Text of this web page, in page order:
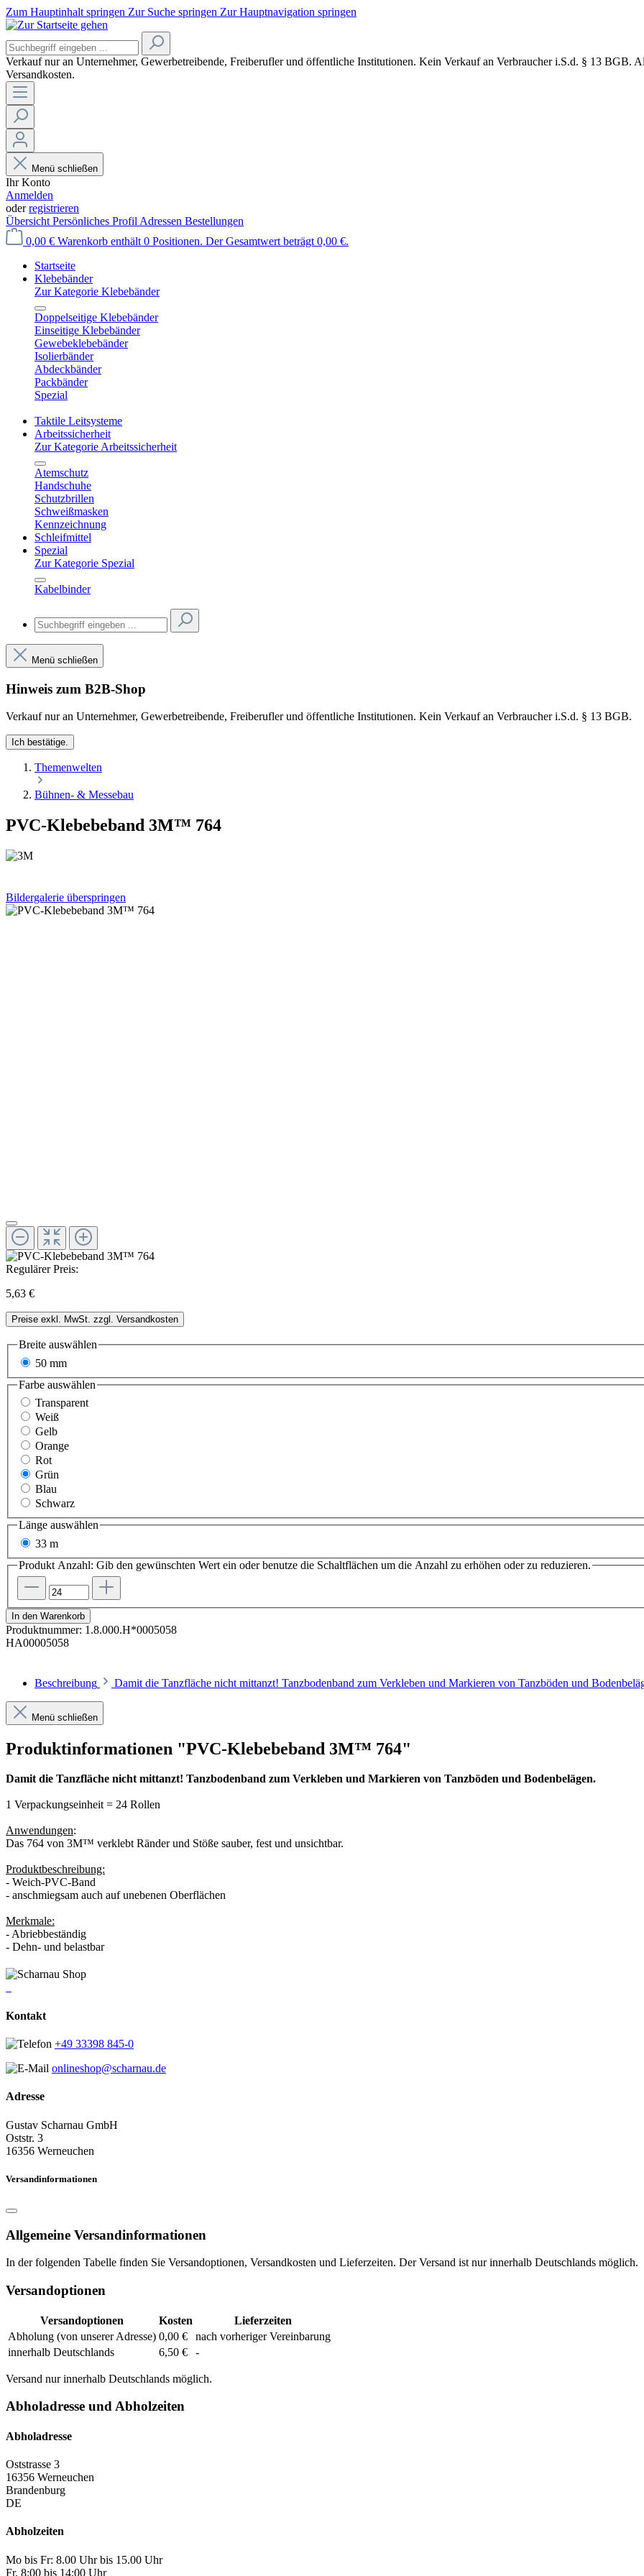
Zum Hauptinhalt springen Zur Suche springen Zur Hauptnavigation springen
Verkauf nur an Unternehmer, Gewerbetreibende, Freiberufler und öffentliche Institutionen. Kein Verkauf an Verbraucheri.S.d. § 13 BGB.
Versandkosten.
Menü schließen
Ihr Konto
Anmelden
oderregistrieren
Übersicht Persönliches Profil Adressen Bestellungen
0,00 € Warenkorb enthält 0 Positionen. Der Gesamtwert beträgt 0,00 €.
Startseite
Klebebänder
Zur Kategorie Klebebänder
Doppelseitige Klebebänder
Einseitige Klebebänder
Gewebeklebebänder
Isolierbänder
Abdeckbänder
Packbänder
Spezial
Taktile Leitsysteme
Arbeitssicherheit
Zur Kategorie Arbeitssicherheit
Atemschutz
Handschuhe
Schutzbrillen
Schweißmasken
Kennzeichnung
Schleifmittel
Spezial
Zur Kategorie Spezial
Kabelbinder
Menü schließen
Hinweis zum B2B-Shop
Verkauf nur an Unternehmer, Gewerbetreibende, Freiberufler und öffentliche Institutionen. Kein Verkauf an Verbraucher i.S.d. § 13 BGB.
Ich bestätige.
Themenwelten
Bühnen- & Messebau
PVC-Klebebeband 3M™ 764
Bildergalerie überspringen
Regulärer Preis:
5,63 €
Preise exkl. MwSt. zzgl. Versandkosten
Breite auswählen
50 mm
Farbe auswählen
Transparent
Weiß
Gelb
Orange
Rot
Grün
Blau
Schwarz
Länge auswählen
33 m
Produkt Anzahl: Gib den gewünschten Wert ein oder benutze die Schaltflächen um die Anzahl zu erhöhen oder zu reduzieren.
In den Warenkorb
Produktnummer: 1.8.000.H*0005058
HA00005058
Beschreibung Damit die Tanzfläche nicht mittanzt! Tanzbodenband zum Verkleben und Markieren von Tanzböden und
Menü schließen
Produktinformationen "PVC-Klebebeband 3M™ 764"
Damit die Tanzfläche nicht mittanzt! Tanzbodenband zum Verkleben und Markieren von Tanzböden und Bodenbelägen.
1 Verpackungseinheit = 24 Rollen
Anwendungen:
Das 764 von 3M™ verklebt Ränder und Stöße sauber, fest und unsichtbar.
Produktbeschreibung:
- Weich-PVC-Band
- anschmiegsam auch auf unebenen Oberflächen
Merkmale:
- Abriebbeständig
- Dehn- und belastbar
Kontakt
+49 33398 845-0
onlineshop@scharnau.de
Adresse
Gustav Scharnau GmbH
Oststr. 3
16356 Werneuchen
Versandinformationen
Allgemeine Versandinformationen
In der folgenden Tabelle finden Sie Versandoptionen, Versandkosten und Lieferzeiten. Der Versand ist nur innerhalb Deutschlands möglich.
Versandoptionen
Versandoptionen Kosten
Lieferzeiten
Abholung (von unserer Adresse) 0,00 €
nach vorheriger Vereinbarung
innerhalb Deutschlands
6,50 € -
Versand nur innerhalb Deutschlands möglich.
Abholadresse und Abholzeiten
Abholadresse
Oststrasse 3
16356 Werneuchen
Brandenburg
DE
Abholzeiten
Mo bis Fr: 8.00 Uhr bis 15.00 Uhr
Fr. 8:00 bis 14:00 Uhr